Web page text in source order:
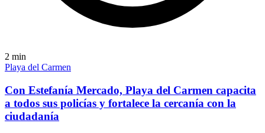
2 min
Playa del Carmen
Con Estefanía Mercado, Playa del Carmen capacita
a todos sus policías y fortalece la cercanía con la
ciudadanía